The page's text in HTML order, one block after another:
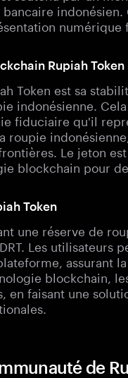
Rupiah Token
Token est sa
indonésienne.
fiduciaire qu'il
Le jeton
blockchain pour
Token
une réserve de
Les utilisateurs
assurant
blockchain,
en faisant une
de